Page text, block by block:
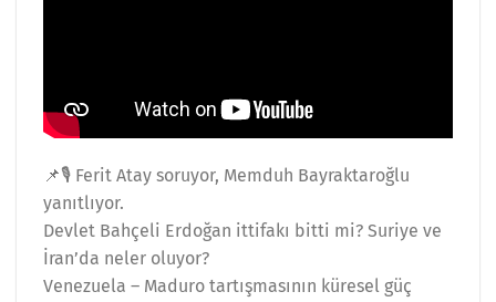
📌🎙️ Ferit Atay soruyor, Memduh Bayraktaroğlu
yanıtlıyor.
Devlet Bahçeli Erdoğan ittifakı bitti mi? Suriye ve
İran’da neler oluyor?
Venezuela – Maduro tartışmasının küresel güç